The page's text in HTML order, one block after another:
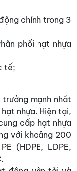
chính trong 3
phối hạt nhựa
tế;
trưởng mạnh nhất
nhựa. Hiện tại,
cấp hạt nhựa
với khoảng 200
(HDPE, LDPE,